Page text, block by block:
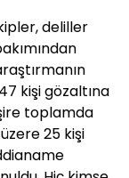
deliller
kişi gözaltına
toplamda
25 kişi